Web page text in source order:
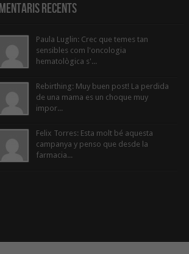
Recents
Paula Luglin: Crec que temes tan
sensibles com l'oncologia
hematològica s'...
Rebirthing: Muy buen post! La perdida
de una mama es un choque muy
impor...
Felix Torres: Esta molt bé aquesta
campanya y penso que desde la
farmacia...